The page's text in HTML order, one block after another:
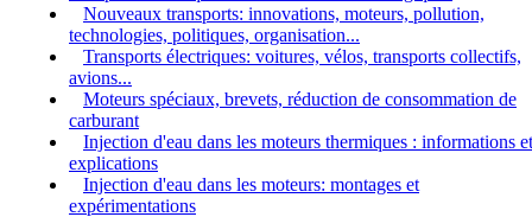
Nouveaux transports: innovations, moteurs, pollution,
technologies, politiques, organisation...
Transports électriques: voitures, vélos, transports collectifs,
avions...
Moteurs spéciaux, brevets, réduction de consommation de
carburant
Injection d'eau dans les moteurs thermiques : informations et
explications
Injection d'eau dans les moteurs: montages et
expérimentations